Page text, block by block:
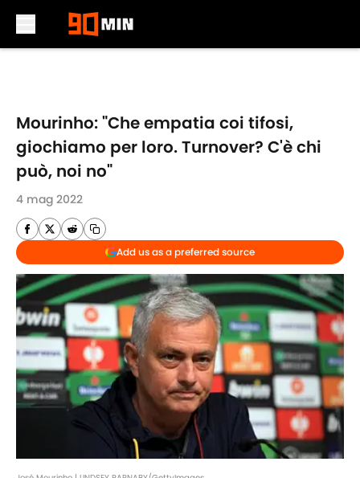
Mourinho: "Che empatia coi tifosi,
giochiamo per loro. Turnover? C'è chi
può, noi no"
4 mag 2022
Add us as a preferred source